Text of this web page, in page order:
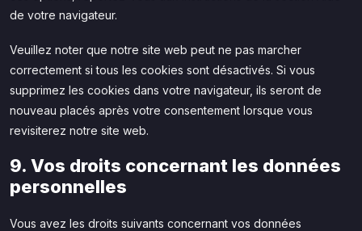
de votre navigateur.
Veuillez noter que notre site web peut ne pas marcher
correctement si tous les cookies sont désactivés. Si vous
supprimez les cookies dans votre navigateur, ils seront de
nouveau placés après votre consentement lorsque vous
revisiterez notre site web.
9. Vos droits concernant les données
personnelles
Vous avez les droits suivants concernant vos données